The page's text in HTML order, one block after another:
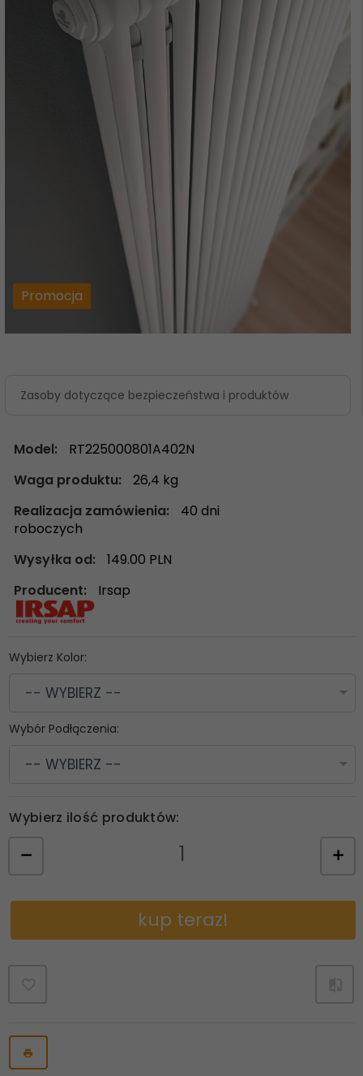
Promocja
Zasoby dotyczące bezpieczeństwa i produktów
Model:
RT225000801A402N
Waga produktu:
26,4 kg
Realizacja zamówienia:
40 dni
roboczych
Wysyłka od:
149.00 PLN
Producent:
Irsap
Wybierz Kolor:
-- WYBIERZ --
Wybór Podłączenia:
-- WYBIERZ --
Wybierz ilość produktów:
kup teraz!